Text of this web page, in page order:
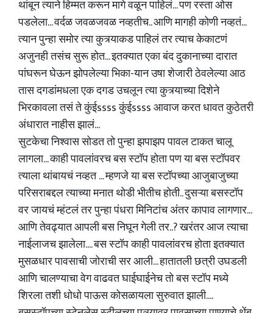
थांबून त्याने हिम्मत करून मागे वळून पाहिलं... पण रस्ता ओस
पडलेला... वर्दळ जवळजवळ नव्हतीच.. आणि मागही कोणी नव्हतं...
त्यान पुन्हा समोर त्या कुत्र्याकड पाहिलं तर त्याच केकाटणं
अजुनही तसंच सुरू होत... इतक्यात एका बंद दुकानाच्या दारात
पांघरून घेऊन झोपलेल्या भिका-यान उषा शेजारी ठेवलेल्या आठ
तास दगडांमधला एक दगड उचलून त्या कुत्र्याच्या दिशेने
भिरकावला तसं ते कुंईssss कुंईssss आवाज करत धावत कुठेतरी
अंधारात नाहीस झालं...
सुटकेचा निश्वास सोडत तो पुन्हा झपाझप पावल टाकत चालू
लागला... काही पावलांवरच बस स्टॉप होता पण या बस स्टॉपवर
त्याला थांबायचं नव्हत ... म्हणजे या बस स्टॉपच्या आजुबाजुच्या
परिसराबद्दल त्याच्या मनात थोडी भीतीच होती.. दुसऱ्या बसस्टॉप
वर जायचं म्हंटलं तर पुन्हा पंधरा मिनिटांच अंतर कापाव लागणार...
आणि तेवढ्यात आपली बस निघून गेली तर..? खरंतर आज त्याचा
नाईलाजच झालेला.... बस स्टॉप काही पावलांवरच होता इतक्यात
मुसळधार पावसाची जोराची सर आली... हातातली छत्री उघडली
आणि चालण्याचा वेग वाढवत घाईघाईनेच तो बस स्टॉप मध्ये
शिरला तशी धोधो पाऊस कोसळायला सुरुवात झाली....